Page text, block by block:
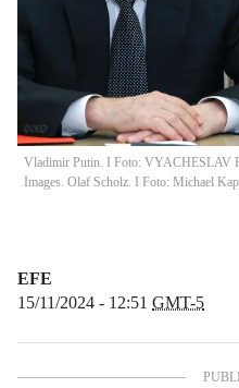
Vladimir Putin. I Foto: VYACHESLAV
Images. Olaf Scholz. I Foto: Michael
EFE
15/11/2024 - 12:51 GMT-5